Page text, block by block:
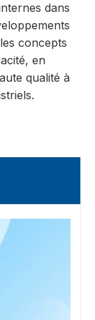
dans
concepts
en
qualité à